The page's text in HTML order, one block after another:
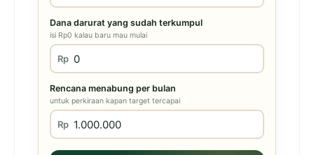
Dana darurat yang sudah terkumpul
isi Rp0 kalau baru mau mulai
Rp
Rencana menabung per bulan
untuk perkiraan kapan target tercapai
Rp